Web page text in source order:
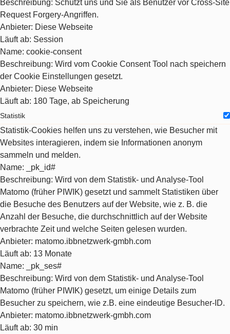
Beschreibung: Schützt uns und Sie als Benutzer vor Cross-Site
Request Forgery-Angriffen.
Anbieter: Diese Webseite
Läuft ab: Session
Name: cookie-consent
Beschreibung: Wird vom Cookie Consent Tool nach speichern
der Cookie Einstellungen gesetzt.
Anbieter: Diese Webseite
Läuft ab: 180 Tage, ab Speicherung
Statistik
Statistik-Cookies helfen uns zu verstehen, wie Besucher mit
Websites interagieren, indem sie Informationen anonym
sammeln und melden.
Name: _pk_id#
Beschreibung: Wird von dem Statistik- und Analyse-Tool
Matomo (früher PIWIK) gesetzt und sammelt Statistiken über
die Besuche des Benutzers auf der Website, wie z. B. die
Anzahl der Besuche, die durchschnittlich auf der Website
verbrachte Zeit und welche Seiten gelesen wurden.
Anbieter: matomo.ibbnetzwerk-gmbh.com
Läuft ab: 13 Monate
Name: _pk_ses#
Beschreibung: Wird von dem Statistik- und Analyse-Tool
Matomo (früher PIWIK) gesetzt, um einige Details zum
Besucher zu speichern, wie z.B. eine eindeutige Besucher-ID.
Anbieter: matomo.ibbnetzwerk-gmbh.com
Läuft ab: 30 min